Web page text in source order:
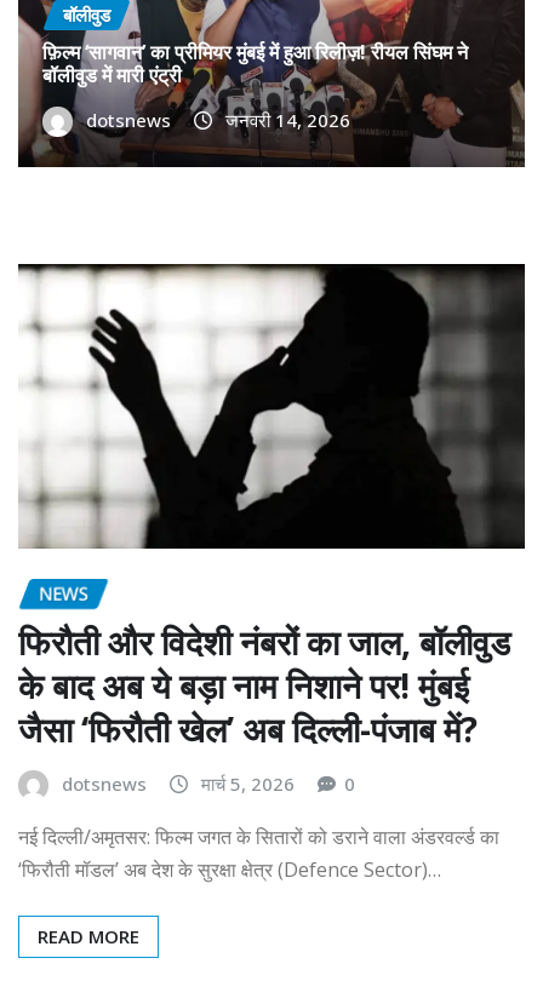
बॉलीवुड
फ़िल्म ‘सागवान’ का प्रीमियर मुंबई में हुआ रिलीज़! रीयल सिंघम ने
बॉलीवुड में मारी एंट्री
dotsnews जनवरी 14, 2026
NEWS
फिरौती और विदेशी नंबरों का जाल, बॉलीवुड
के बाद अब ये बड़ा नाम निशाने पर! मुंबई
जैसा ‘फिरौती खेल’ अब दिल्ली-पंजाब में?
dotsnews मार्च 5, 2026 0
नई दिल्ली/अमृतसर: फिल्म जगत के सितारों को डराने वाला अंडरवर्ल्ड का
‘फिरौती मॉडल’ अब देश के सुरक्षा क्षेत्र (Defence Sector)…
READ MORE